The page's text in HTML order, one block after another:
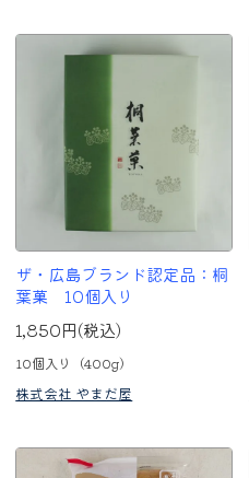
ザ・広島ブランド認定品：桐
葉菓 10個入り
1,850円(税込)
10個入り（400g）
株式会社 やまだ屋